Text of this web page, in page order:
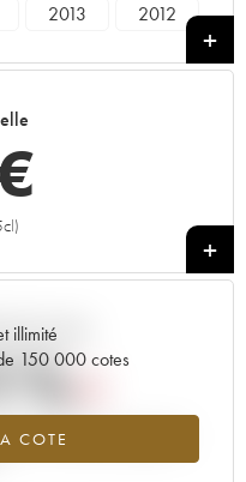
2013
2012
+
illimité
150 000 cotes
COTE
de la cote
en 2026 par rapport à